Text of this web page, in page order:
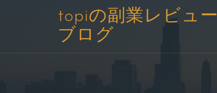
topiの副業レビュー
ブログ